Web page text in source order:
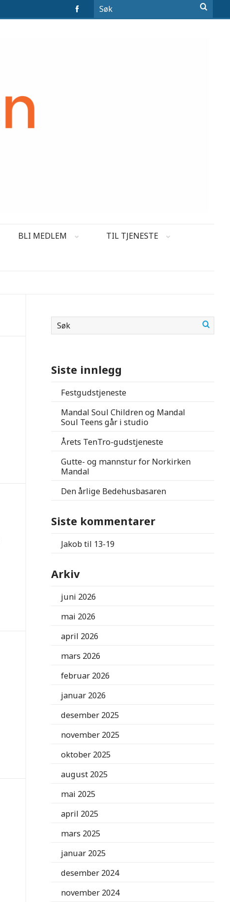
BLI MEDLEM TIL TJENESTE
Siste innlegg
Festgudstjeneste
Mandal Soul Children og Mandal
Soul Teens går i studio
Årets TenTro-gudstjeneste
Gutte- og mannstur for Norkirken
Mandal
Den årlige Bedehusbasaren
Siste kommentarer
Jakobtil 13-19
Arkiv
juni 2026
mai 2026
april 2026
mars 2026
februar 2026
januar 2026
desember 2025
november 2025
oktober 2025
august 2025
mai 2025
april 2025
mars 2025
januar 2025
desember 2024
november 2024